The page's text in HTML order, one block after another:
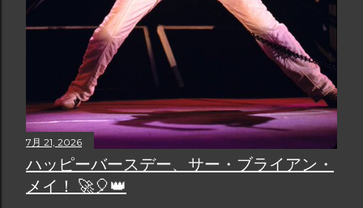
7月 21, 2026
ハッピーバースデー、サー・ブライアン・
メイ！ 🚀🎈👑